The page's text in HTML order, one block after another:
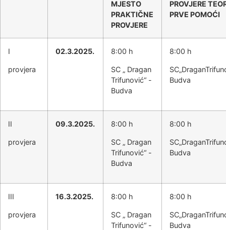
MJESTO
PRAKTIČNE
PROVJERE
PROVJERE
PRVE POMOĆI
I
provjera
02.3.2025. 8:00 h
SC „ Dragan
Trifunović“ -
Budva
8:00 h
Budva
II
provjera
09.3.2025. 8:00 h
SC „ Dragan
Trifunović“ -
Budva
8:00 h
Budva
III
provjera
16.3.2025. 8:00 h
SC „ Dragan
Trifunović“ -
8:00 h
Budva